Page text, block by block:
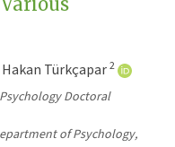
Türkçapar2
Doctoral
of Psychology,